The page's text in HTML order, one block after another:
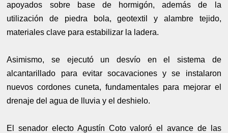
apoyados sobre base de hormigón, además de la
utilización de piedra bola, geotextil y alambre tejido,
materiales clave para estabilizar la ladera.
Asimismo, se ejecutó un desvío en el sistema de
alcantarillado para evitar socavaciones y se instalaron
nuevos cordones cuneta, fundamentales para mejorar el
drenaje del agua de lluvia y el deshielo.
El senador electo Agustín Coto valoró el avance de las